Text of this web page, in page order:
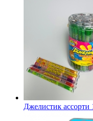
Джелистик ассорти